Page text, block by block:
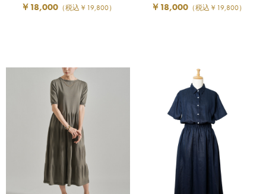
￥18,000（税込￥19,800） ￥18,000（税込￥19,800）